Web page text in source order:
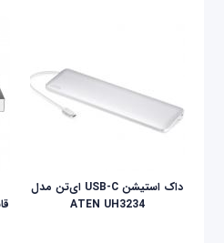
داک استیشن USB-C ای‌تن مدل
ATEN UH3234